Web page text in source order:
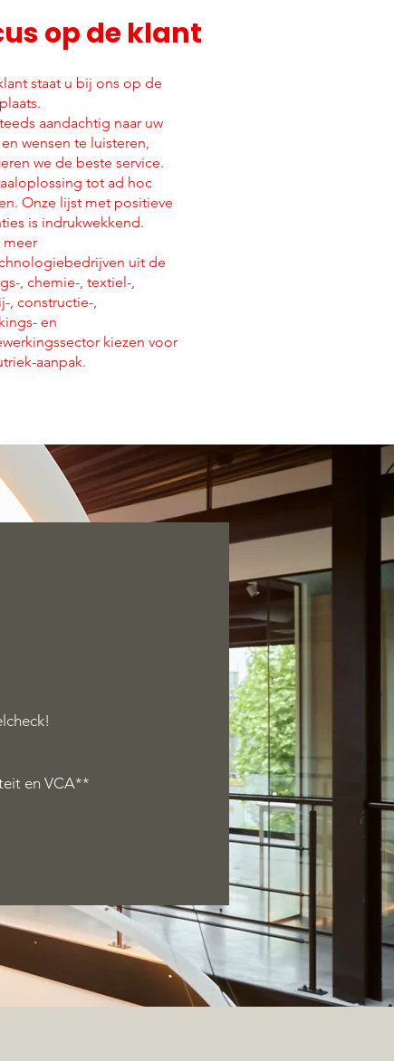
op de klant
staat u bij ons op de
aandachtig naar uw
wensen te luisteren,
we de beste service.
tot ad hoc
Onze lijst met positieve
is indrukwekkend.
meer
uit de
, chemie-, textiel-,
, constructie-,
en
kiezen voor
aanpak.
en VCA**